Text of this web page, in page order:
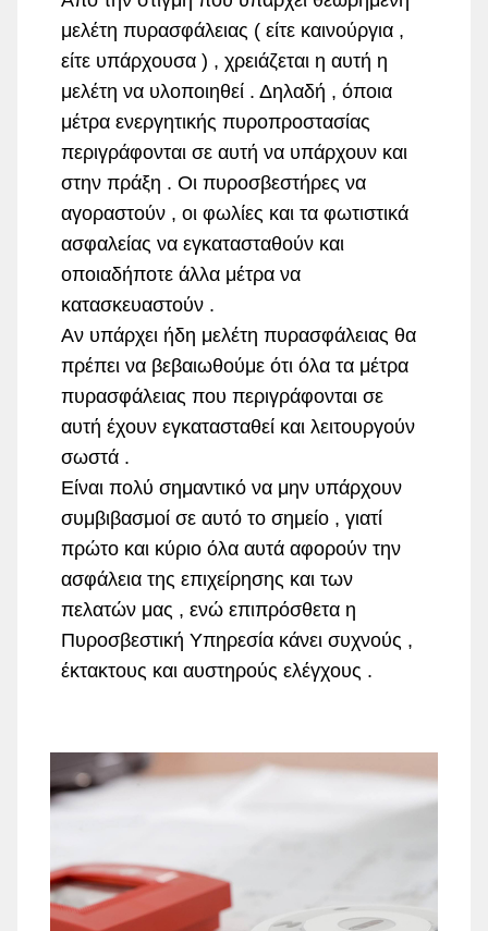
μελέτη πυρασφάλειας ( είτε καινούργια ,
είτε υπάρχουσα ) , χρειάζεται η αυτή η
μελέτη να υλοποιηθεί . Δηλαδή , όποια
μέτρα ενεργητικής πυροπροστασίας
περιγράφονται σε αυτή να υπάρχουν και
στην πράξη . Οι πυροσβεστήρες να
αγοραστούν , οι φωλίες και τα φωτιστικά
ασφαλείας να εγκατασταθούν και
οποιαδήποτε άλλα μέτρα να
κατασκευαστούν .
Αν υπάρχει ήδη μελέτη πυρασφάλειας θα
πρέπει να βεβαιωθούμε ότι όλα τα μέτρα
πυρασφάλειας που περιγράφονται σε
αυτή έχουν εγκατασταθεί και λειτουργούν
σωστά .
Είναι πολύ σημαντικό να μην υπάρχουν
συμβιβασμοί σε αυτό το σημείο , γιατί
πρώτο και κύριο όλα αυτά αφορούν την
ασφάλεια της επιχείρησης και των
πελατών μας , ενώ επιπρόσθετα η
Πυροσβεστική Υπηρεσία κάνει συχνούς ,
έκτακτους και αυστηρούς ελέγχους .